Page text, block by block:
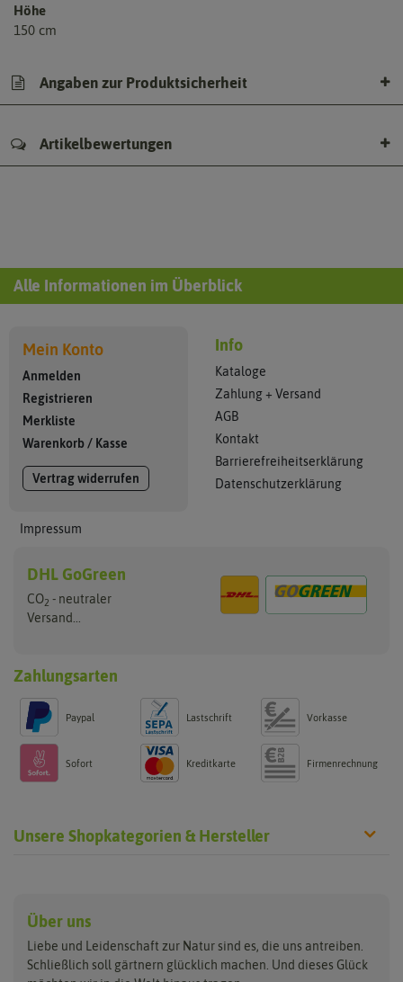
Höhe
150 cm
Angaben zur Produktsicherheit
Artikelbewertungen
Alle Informationen im Überblick
Mein Konto
Anmelden
Registrieren
Merkliste
Warenkorb / Kasse
Vertrag widerrufen
Impressum
Info
Kataloge
Zahlung + Versand
AGB
Kontakt
Barrierefreiheitserklärung
Datenschutzerklärung
DHL GoGreen
CO2 - neutraler
Versand...
Zahlungsarten
Paypal Lastschrift Vorkasse
Sofort Kreditkarte Firmenrechnung
Unsere Shopkategorien & Hersteller
Anzuchtschalen
Beleuchtung
Keimsprossen
Benary
Buzzy Seeds FLORTUS
Über uns
Liebe und Leidenschaft zur Natur sind es, die uns antreiben.
Schließlich soll gärtnern glücklich machen. Und dieses Glück